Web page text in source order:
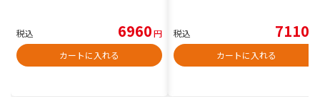
税込 6960円
カートに入れる
税込 7110
カートに入れる